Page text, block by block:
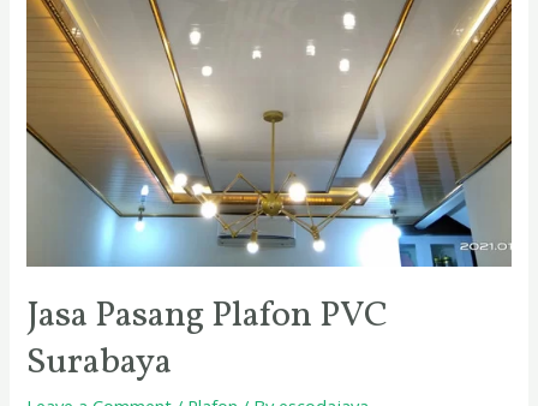
Jasa Pasang Plafon PVC
Surabaya